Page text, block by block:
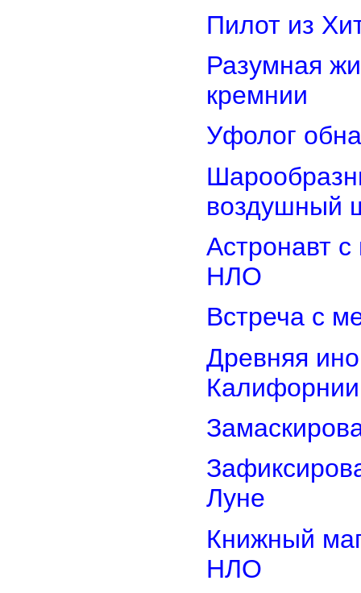
Пилот из
Разумная
кремнии
Уфолог
воздушный
Астронавт
НЛО
Встреча с
Древняя
Калифорнии
Луне
Книжный
НЛО